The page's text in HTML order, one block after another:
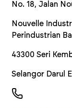
No. 18, Jalan
Nouvelle
Perindustrian
43300 Seri
Selangor Darul